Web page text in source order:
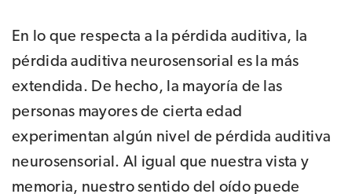
En lo que respecta a la pérdida auditiva, la
pérdida auditiva neurosensorial es la más
extendida. De hecho, la mayoría de las
personas mayores de cierta edad
experimentan algún nivel de pérdida auditiva
neurosensorial. Al igual que nuestra vista y
memoria, nuestro sentido del oído puede